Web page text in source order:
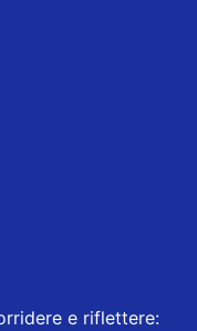
e riflettere: